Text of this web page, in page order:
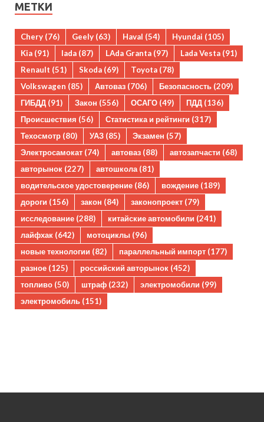
МЕТКИ
Chery (76) Geely (63) Haval (54) Hyundai (105)
Kia (91) lada (87) LAda Granta (97) Lada Vesta (91)
Renault (51) Skoda (69) Toyota (78)
Volkswagen (85) Автоваз (706) Безопасность (209)
ГИБДД (91) Закон (556) ОСАГО (49) ПДД (136)
Происшествия (56) Статистика и рейтинги (317)
Техосмотр (80) УАЗ (85) Экзамен (57)
Электросамокат (74) автоваз (88) автозапчасти (68)
авторынок (227) автошкола(81)
водительское удостоверение (86) вождение (189)
дороги (156) закон (84) законопроект (79)
исследование (288) китайские автомобили (241)
лайфхак (642) мотоциклы (96)
новые технологии (82) параллельный импорт (177)
разное (125) российский авторынок (452)
топливо (50) штраф (232) электромобили (99)
электромобиль (151)